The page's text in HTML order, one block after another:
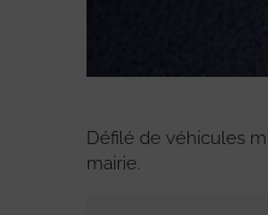
Défilé de véhicules
mairie.